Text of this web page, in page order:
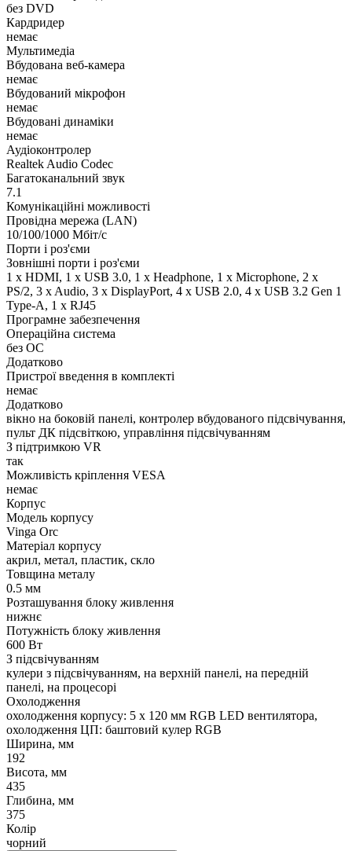
без DVD
Кардридер
немає
Мультимедіа
Вбудована веб-камера
немає
Вбудований мікрофон
немає
Вбудовані динаміки
немає
Аудіоконтролер
Realtek Audio Codec
Багатоканальний звук
7.1
Комунікаційні можливості
Провідна мережа (LAN)
10/100/1000 Мбіт/с
Порти і роз'єми
Зовнішні порти і роз'єми
1 x HDMI, 1 x USB 3.0, 1 x Нeadphone, 1 х Microphone, 2 x
PS/2, 3 x Audio, 3 x DisplayPort, 4 x USB 2.0, 4 x USB 3.2 Gen 1
Type-A, 1 x RJ45
Програмне забезпечення
Операційна система
без ОС
Додатково
Пристрої введення в комплекті
немає
Додатково
вікно на боковій панелі, контролер вбудованого підсвічування,
пульт ДК підсвіткою, управління підсвічуванням
З підтримкою VR
так
Можливість кріплення VESA
немає
Корпус
Модель корпусу
Vinga Orc
Матеріал корпусу
акрил, метал, пластик, скло
Товщина металу
0.5 мм
Розташування блоку живлення
нижнє
Потужність блоку живлення
600 Вт
З підсвічуванням
кулери з підсвічуванням, на верхній панелі, на передній
панелі, на процесорі
Охолодження
охолодження корпусу: 5 x 120 мм RGB LED вентилятора,
охолодження ЦП: баштовий кулер RGB
Ширина, мм
192
Висота, мм
435
Глибина, мм
375
Колір
чорний